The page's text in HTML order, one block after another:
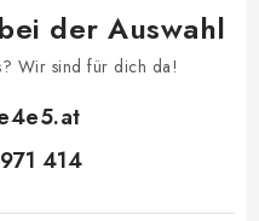
der Auswahl
Wir sind für dich da!
414